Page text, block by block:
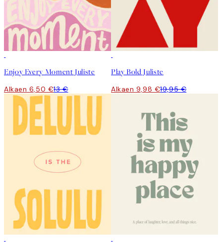
Enjoy Every Moment Juliste
Alkaen 6,50 €13 €
Play Bold Juliste
Alkaen 9,98 €19,95 €